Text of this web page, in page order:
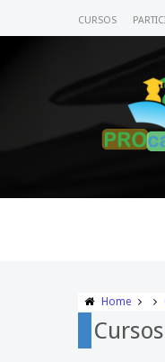
CURSOS
Home